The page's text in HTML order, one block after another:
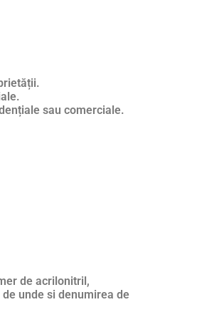
sau comerciale.
de acrilonitril,
unde si denumirea de